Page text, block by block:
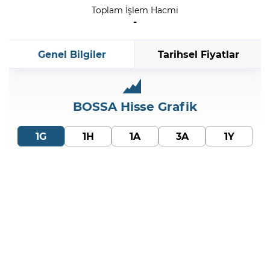
Toplam İşlem Hacmi
-
Genel Bilgiler Tarihsel Fiyatlar
BOSSA Hisse Grafik
1G 1H 1A 3A 1Y